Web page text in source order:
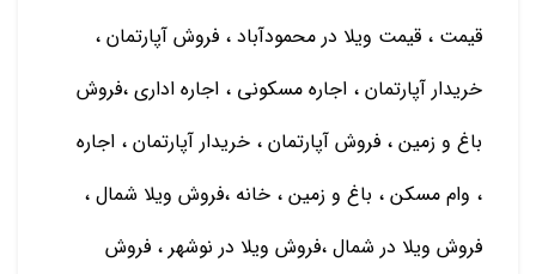
قیمت ، قیمت ویلا در محمودآباد ، فروش آپارتمان ،
خريدار آپارتمان ، اجاره مسكوني ، اجاره اداري ،فروش
باغ و زمين ، فروش آپارتمان ، خريدار آپارتمان ، اجاره
، وام مسكن ، باغ و زمين ، خانه ،فروش ویلا شمال ،
فروش ویلا در شمال ،فروش ویلا در نوشهر ، فروش